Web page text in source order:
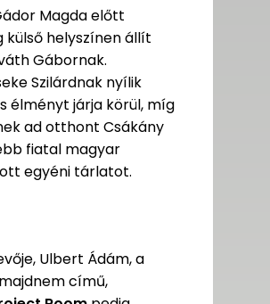
Magda előtt
külső helyszínen állít
Gábornak.
Szilárdnak nyílik
élményt járja körül, míg
ad otthont Csákány
fiatal magyar
egyéni tárlatot.
Ulbert Ádám, a
című,